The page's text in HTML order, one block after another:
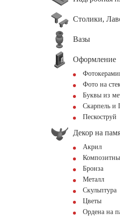
Столики,
Вазы
Оформление
Фото на
Буквы из
Скарпель и
Пескоструй
Декор на
Акрил
Бронза
Металл
Скульптура
Цветы
Ордена на